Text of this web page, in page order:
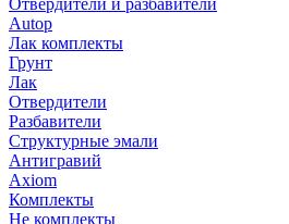
Отвердители и разбавители
Autop
Лак комплекты
Грунт
Лак
Отвердители
Разбавители
Структурные эмали
Антигравий
Axiom
Комплекты
Не комплекты